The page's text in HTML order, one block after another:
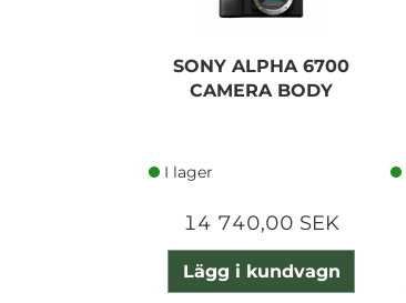
SONY ALPHA 6700
CAMERA BODY
I lager
14 740,00 SEK
Lägg i kundvagn